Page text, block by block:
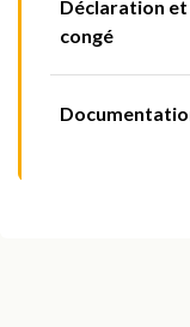
Déclaration
congé